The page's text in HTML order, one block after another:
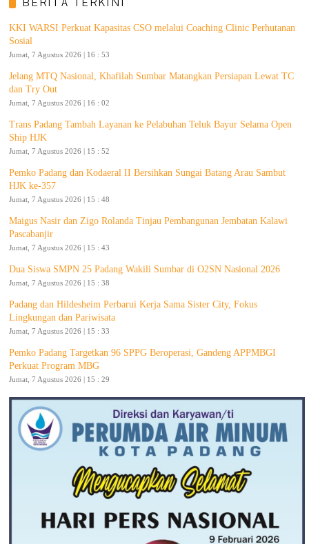
BERITA TERKINI
KKI WARSI Perkuat Kapasitas CSO melalui Coaching Clinic Perhutanan
Sosial
Jumat, 7 Agustus 2026 | 16 : 53
Jelang MTQ Nasional, Khafilah Sumbar Matangkan Persiapan Lewat TC
dan Try Out
Jumat, 7 Agustus 2026 | 16 : 02
Trans Padang Tambah Layanan ke Pelabuhan Teluk Bayur Selama Open
Ship HJK
Jumat, 7 Agustus 2026 | 15 : 52
Pemko Padang dan Kodaeral II Bersihkan Sungai Batang Arau Sambut
HJK ke-357
Jumat, 7 Agustus 2026 | 15 : 48
Maigus Nasir dan Zigo Rolanda Tinjau Pembangunan Jembatan Kalawi
Pascabanjir
Jumat, 7 Agustus 2026 | 15 : 43
Dua Siswa SMPN 25 Padang Wakili Sumbar di O2SN Nasional 2026
Jumat, 7 Agustus 2026 | 15 : 38
Padang dan Hildesheim Perbarui Kerja Sama Sister City, Fokus
Lingkungan dan Pariwisata
Jumat, 7 Agustus 2026 | 15 : 33
Pemko Padang Targetkan 96 SPPG Beroperasi, Gandeng APPMBGI
Perkuat Program MBG
Jumat, 7 Agustus 2026 | 15 : 29